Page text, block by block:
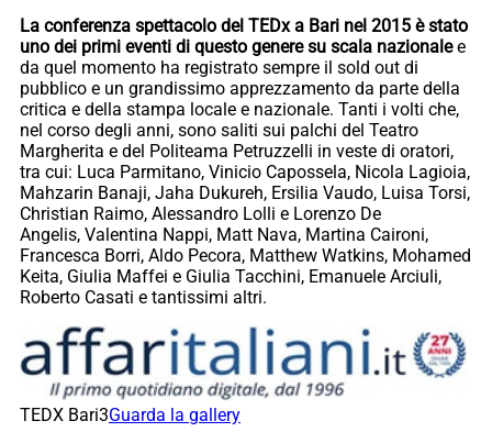
La conferenza spettacolo del TEDx a Bari nel 2015 è stato
uno dei primi eventi di questo genere su scala nazionalee
da quel momento ha registrato sempre il sold out di
pubblico e un grandissimo apprezzamento da parte della
critica e della stampa locale e nazionale. Tanti i volti che,
nel corso degli anni, sono saliti sui palchi del Teatro
Margherita e del Politeama Petruzzelli in veste di oratori,
tra cui: Luca Parmitano, Vinicio Capossela, Nicola Lagioia,
Mahzarin Banaji, Jaha Dukureh, Ersilia Vaudo, Luisa Torsi,
Christian Raimo, Alessandro Lolli e Lorenzo De
Angelis, Valentina Nappi, Matt Nava, Martina Caironi,
Francesca Borri, Aldo Pecora, Matthew Watkins, Mohamed
Keita, Giulia Maffei e Giulia Tacchini, Emanuele Arciuli,
Roberto Casati e tantissimi altri.
TEDX Bari3Guarda la gallery